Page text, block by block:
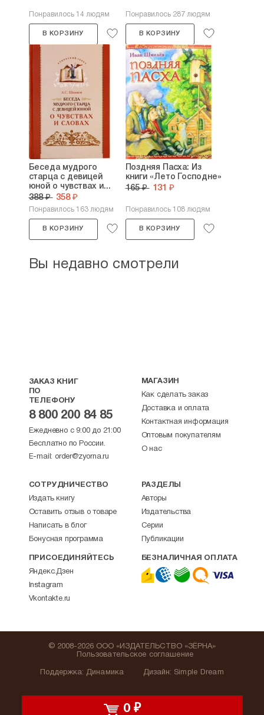
0 ₽
Понравилось 14 людям
В КОРЗИНУ
Понравилось 287 людям
В КОРЗИНУ
Беседа мудрого
старца с девицей
юной о чувствах и...
388 ₽ 358 ₽
Понравилось 163 людям
В КОРЗИНУ
Поздняя Пасха: Из
книги «Лето Господне»
165 ₽ 131 ₽
Понравилось 108 людям
В КОРЗИНУ
Вы недавно смотрели
ЗАКАЗ КНИГ
ПО
ТЕЛЕФОНУ
8 800 200 84 85
Ежедневно с 9:00 до 21:00
Бесплатно по России.
E-mail: order@zyorna.ru
МАГАЗИН
Как сделать заказ
Доставка и оплата
Контактная информация
Оптовым покупателям
О нас
СОТРУДНИЧЕСТВО
Издать книгу
Оставить отзыв о товаре
Написать в блог
Бонусная программа
РАЗДЕЛЫ
Авторы
Издательства
Серии
Публикации
ПРИСОЕДИНЯЙТЕСЬ
Яндекс.Дзен
Instagram
Vkontakte.ru
БЕЗНАЛИЧНАЯ ОПЛАТА
Поддержка: Динамика
© 2008-2026 ООО «ИЗДАТЕЛЬСТВО «ЗЁРНА»
Пользовательское соглашение
Дизайн: Simple Dream